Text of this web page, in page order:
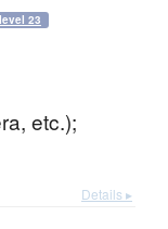
23
etc.);
Details ▸